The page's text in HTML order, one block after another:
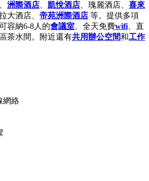
洲際酒店 凱悅酒店 、瑰麗酒店、 喜來
大酒店、 帝苑洲際酒店 等。提供多項
容納6-8人的會議室 、全天免費wifi 、直
茶水間。附近還有共用辦公空間和工作
網絡